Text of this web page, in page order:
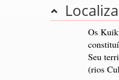
Os
Seu
(rios